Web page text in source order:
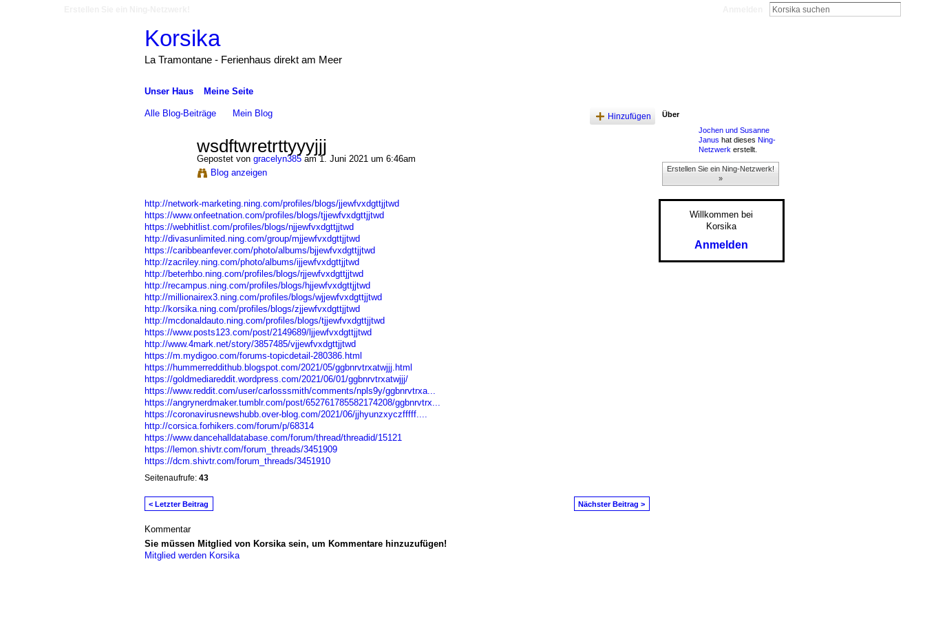
Korsika
La Tramontane - Ferienhaus direkt am Meer
Unser Haus Meine Seite
Alle Blog-Beiträge Mein Blog Hinzufügen
wsdftwretrttyyyjjj
Gepostet von gracelyn385am 1. Juni 2021 um 6:46am
Blog anzeigen
http://network-marketing.ning.com/profiles/blogs/jjewfvxdgttjjtwd
https://www.onfeetnation.com/profiles/blogs/tjjewfvxdgttjjtwd
https://webhitlist.com/profiles/blogs/njjewfvxdgttjjtwd
http://divasunlimited.ning.com/group/mjjewfvxdgttjjtwd
https://caribbeanfever.com/photo/albums/bjjewfvxdgttjjtwd
http://zacriley.ning.com/photo/albums/ijjewfvxdgttjjtwd
http://beterhbo.ning.com/profiles/blogs/rjjewfvxdgttjjtwd
http://recampus.ning.com/profiles/blogs/hjjewfvxdgttjjtwd
http://millionairex3.ning.com/profiles/blogs/wjjewfvxdgttjjtwd
http://korsika.ning.com/profiles/blogs/zjjewfvxdgttjjtwd
http://mcdonaldauto.ning.com/profiles/blogs/tjjewfvxdgttjjtwd
https://www.posts123.com/post/2149689/ljjewfvxdgttjjtwd
http://www.4mark.net/story/3857485/vjjewfvxdgttjjtwd
https://m.mydigoo.com/forums-topicdetail-280386.html
https://hummerreddithub.blogspot.com/2021/05/ggbnrvtrxatwjjj.html
https://goldmediareddit.wordpress.com/2021/06/01/ggbnrvtrxatwjjj/
https://www.reddit.com/user/carlosssmith/comments/npls9y/ggbnrvtrxa...
https://angrynerdmaker.tumblr.com/post/652761785582174208/ggbnrvtrx...
https://coronavirusnewshubb.over-blog.com/2021/06/jjhyunzxyczfffff....
http://corsica.forhikers.com/forum/p/68314
https://www.dancehalldatabase.com/forum/thread/threadid/15121
https://lemon.shivtr.com/forum_threads/3451909
https://dcm.shivtr.com/forum_threads/3451910
Seitenaufrufe: 43
< Letzter Beitrag Nächster Beitrag >
Kommentar
Sie müssen Mitglied von Korsika sein, um Kommentare hinzuzufügen!
Mitglied werden Korsika
Über
Jochen und Susanne
Janus hat dieses Ning-
Netzwerk erstellt.
Erstellen Sie ein Ning-Netzwerk!
»
Willkommen bei
Korsika
Anmelden